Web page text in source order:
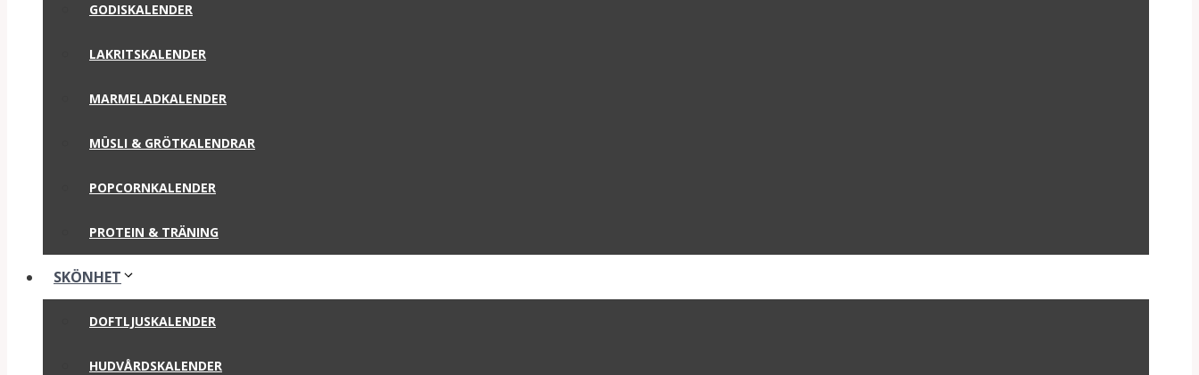
GODISKALENDER
LAKRITSKALENDER
MARMELADKALENDER
MÜSLI & GRÖTKALENDRAR
POPCORNKALENDER
PROTEIN & TRÄNING
SKÖNHET
DOFTLJUSKALENDER
HUDVÅRDSKALENDER